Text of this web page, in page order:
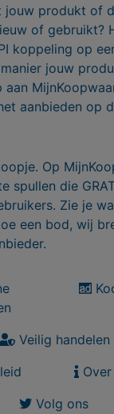
jouw produkt of
of gebruikt?
koppeling op
jouw
aan
aanbieden op
Op
spullen die
Zie je
een bod, wij
Veilig handelen
Volg ons